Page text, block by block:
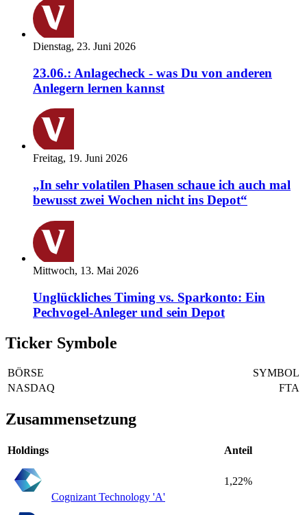
Dienstag, 23. Juni 2026
23.06.: Anlagecheck - was Du von anderen
Anlegern lernen kannst
Freitag, 19. Juni 2026
„In sehr volatilen Phasen schaue ich auch mal
bewusst zwei Wochen nicht ins Depot“
Mittwoch, 13. Mai 2026
Unglückliches Timing vs. Sparkonto: Ein
Pechvogel-Anleger und sein Depot
Ticker Symbole
BÖRSE
SYMBOL
NASDAQ
FTA
Zusammensetzung
Holdings Anteil
Cognizant Technology 'A'
1,22%